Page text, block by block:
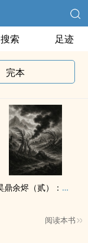
搜索 足迹
完本
昊鼎余烬（贰）：风烟荡
阅读本书